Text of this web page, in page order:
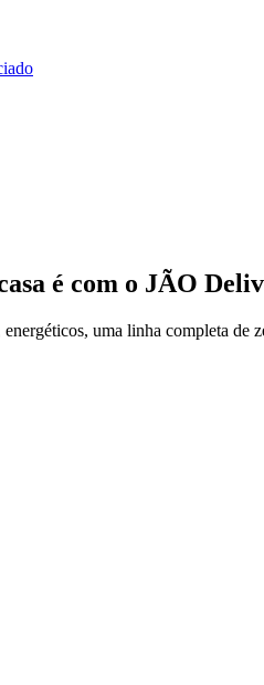
é com o JÃO
uma linha completa